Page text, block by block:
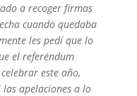
a recoger firmas
cuando quedaba
les pedí que lo
el referéndum
este año,
apelaciones a lo